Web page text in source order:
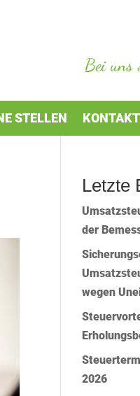
Bei uns
STELLEN KONTAKT
Letzte
der
wegen
2026